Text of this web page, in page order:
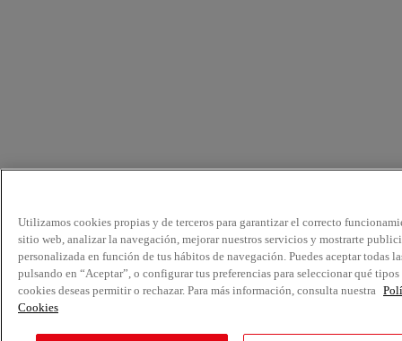
Utilizamos cookies propias y de terceros para garantizar el correcto
sitio web, analizar la navegación, mejorar nuestros servicios y mostrarte
personalizada en función de tus hábitos de navegación. Puedes aceptar todas
pulsando en “Aceptar”, o configurar tus preferencias para seleccionar qué tipos
cookies deseas permitir o rechazar. Para más información, consulta nuestra
Cookies